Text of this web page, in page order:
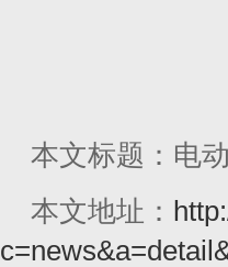
本文标题：电
本文地址：